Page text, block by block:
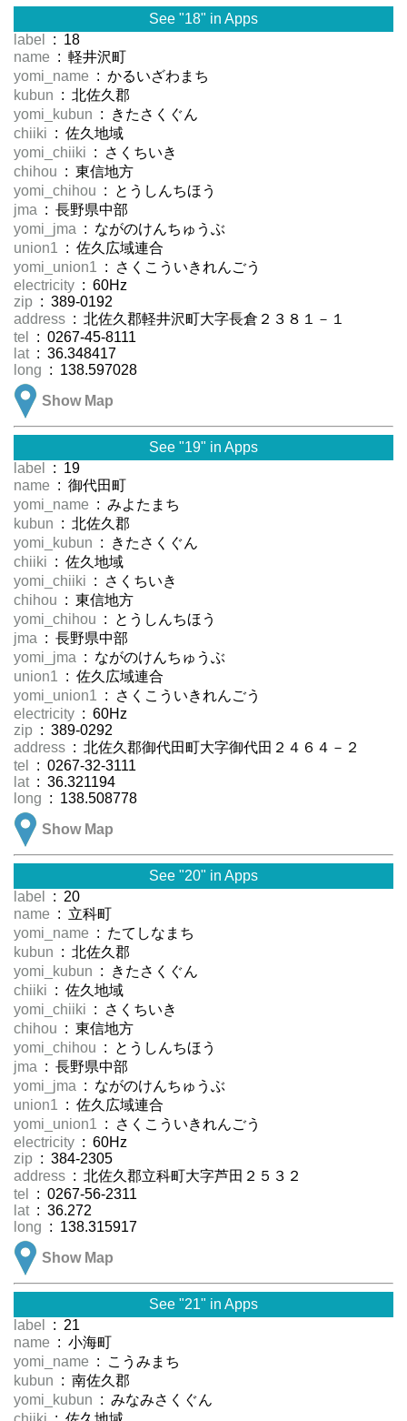
See "18" in Apps
label
: 18
name : 軽井沢町
yomi_name : かるいざわまち
kubun : 北佐久郡
yomi_kubun : きたさくぐん
chiiki : 佐久地域
yomi_chiiki : さくちいき
chihou : 東信地方
yomi_chihou : とうしんちほう
jma : 長野県中部
yomi_jma : ながのけんちゅうぶ
union1 : 佐久広域連合
yomi_union1 : さくこういきれんごう
electricity : 60Hz
zip : 389-0192
address : 北佐久郡軽井沢町大字長倉２３８１－１
tel
: 0267-45-8111
lat : 36.348417
long : 138.597028
Show Map
See "19" in Apps
label
: 19
name : 御代田町
yomi_name : みよたまち
kubun : 北佐久郡
yomi_kubun : きたさくぐん
chiiki : 佐久地域
yomi_chiiki : さくちいき
chihou : 東信地方
yomi_chihou : とうしんちほう
jma : 長野県中部
yomi_jma : ながのけんちゅうぶ
union1 : 佐久広域連合
yomi_union1 : さくこういきれんごう
electricity : 60Hz
zip : 389-0292
address : 北佐久郡御代田町大字御代田２４６４－２
tel
: 0267-32-3111
lat : 36.321194
long : 138.508778
Show Map
See "20" in Apps
label
: 20
name : 立科町
yomi_name : たてしなまち
kubun : 北佐久郡
yomi_kubun : きたさくぐん
chiiki : 佐久地域
yomi_chiiki : さくちいき
chihou : 東信地方
yomi_chihou : とうしんちほう
jma : 長野県中部
yomi_jma : ながのけんちゅうぶ
union1 : 佐久広域連合
yomi_union1 : さくこういきれんごう
electricity : 60Hz
zip : 384-2305
address : 北佐久郡立科町大字芦田２５３２
tel
: 0267-56-2311
lat : 36.272
long : 138.315917
Show Map
See "21" in Apps
label
: 21
name : 小海町
yomi_name : こうみまち
kubun : 南佐久郡
yomi_kubun : みなみさくぐん